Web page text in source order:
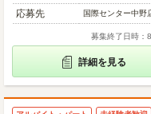
応募先
国際センター中野
募集終了日時：
詳細を見る